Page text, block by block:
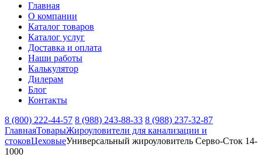
Главная
О компании
Каталог товаров
Каталог услуг
Доставка и оплата
Наши работы
Калькулятор
Дилерам
Блог
Контакты
8 (800) 222-44-57 8 (988) 243-88-33 8 (988) 237-32-87
ГлавнаяТоварыЖироуловители для канализации и
стоковЦеховыеУниверсальный жироуловитель Серво-Сток 14-
1000